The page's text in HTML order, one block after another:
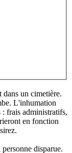
un cimetière.
L'inhumation
frais administratifs,
en fonction
disparue.